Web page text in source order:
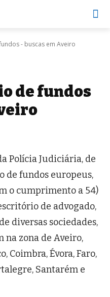
- buscas em Aveiro
de fundos
Polícia Judiciária, de
de fundos europeus,
o cumprimento a 54)
de advogado,
diversas sociedades,
na zona de Aveiro,
Coimbra, Évora, Faro,
Santarém e